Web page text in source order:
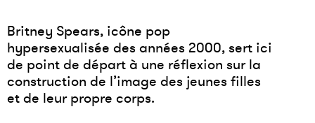
Britney Spears, icône pop
hypersexualisée des années 2000, sert ici
de point de départ à une réflexion sur la
construction de l’image des jeunes filles
et de leur propre corps.